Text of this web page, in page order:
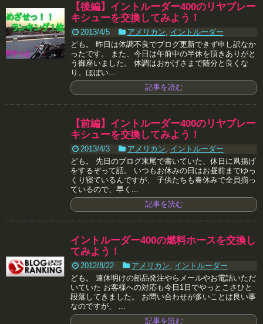
【後編】イントルーダー400のリヤブレー
キシューを交換してみよう！
2013/4/5 アメリカン
イントルーダー
ども。 昨日は体調不良でブログ更新できず申し訳なか
ったです。 また、今日は午前中の半休を頂きありがと
う御座いました。 体調はおかげさまで随分と良くな
り、ほぼい...
記事を読む
【前編】イントルーダー400のリヤブレー
キシューを交換してみよう！
2013/4/3 アメリカン
イントルーダー
ども。 先日のブログ末尾で書いていた、休日に凧揚げ
をするぞって話。 いつもお休みの日はお昼前までゆっ
くり寝ているんですが、 子供たちも春休みで全員揃っ
ているので、早く...
記事を読む
イントルーダー400の燃料ホースを交換し
てみよう！
2012/8/22 アメリカン
イントルーダー
ども。 連休明けの部品発注やらメールやお電話いただ
いていた お客様への対応も今日1日でやっとこさひと
段落してきました。 お問い合わせが多いことは良い事
なのですが、 ...
記事を読む